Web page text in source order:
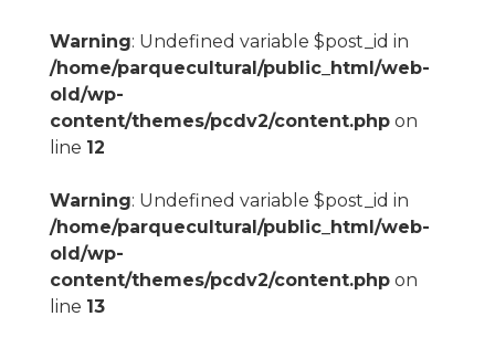
Warning: Undefined variable $post_id in
/home/parquecultural/public_html/web-
old/wp-
content/themes/pcdv2/content.phpon
line 12
Warning: Undefined variable $post_id in
/home/parquecultural/public_html/web-
old/wp-
content/themes/pcdv2/content.phpon
line 13